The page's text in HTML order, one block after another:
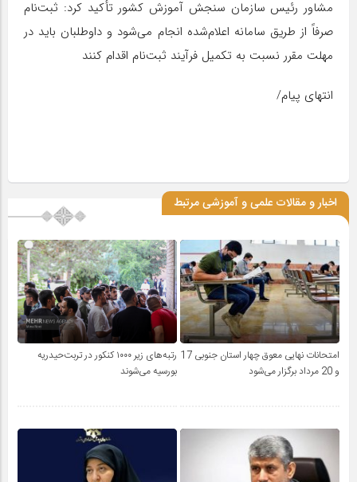
مشاور رئیس سازمان سنجش آموزش کشور تأکید کرد: ثبت‌نام
صرفاً از طریق سامانه اعلام‌شده انجام می‌شود و داوطلبان باید در
مهلت مقرر نسبت به تکمیل فرآیند ثبت‌نام اقدام کنند
انتهای پیام/
اخبار و مقالات علمی و آموزشی مرتبط
امتحانات نهایی معوق چهار استان جنوبی 17
و 20 مرداد برگزار می‌شود
رتبه‌های زیر ۱۰۰۰ کنکور در تربت‌حیدریه
بورسیه می‌شوند